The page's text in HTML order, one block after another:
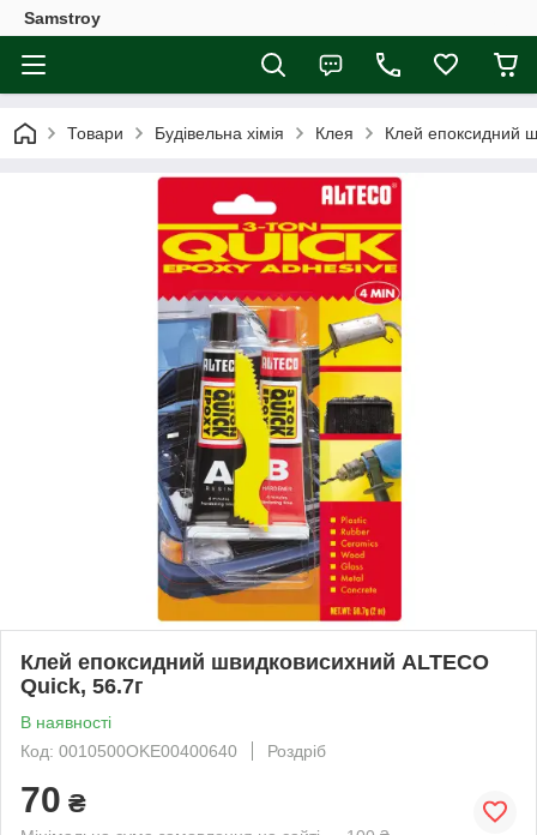
Samstroy
Товари Будівельна хімія Клея Клей епоксидний
Клей епоксидний швидковисихний ALTECO
Quick, 56.7г
В наявності
Код: 0010500OKE00400640
Роздріб
70 ₴